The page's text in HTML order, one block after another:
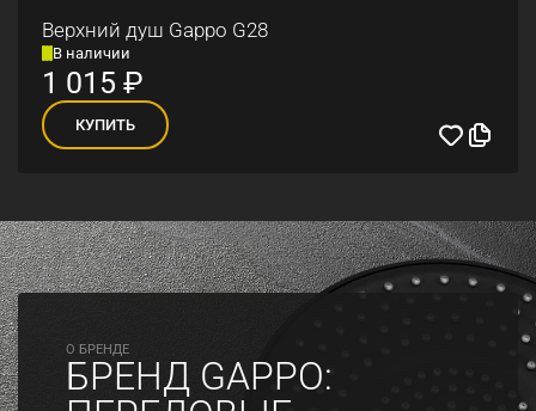
Верхний душ Gappo G28
В наличии
1 015 ₽
КУПИТЬ
O БРЕНДЕ
БРЕНД GAPPO: